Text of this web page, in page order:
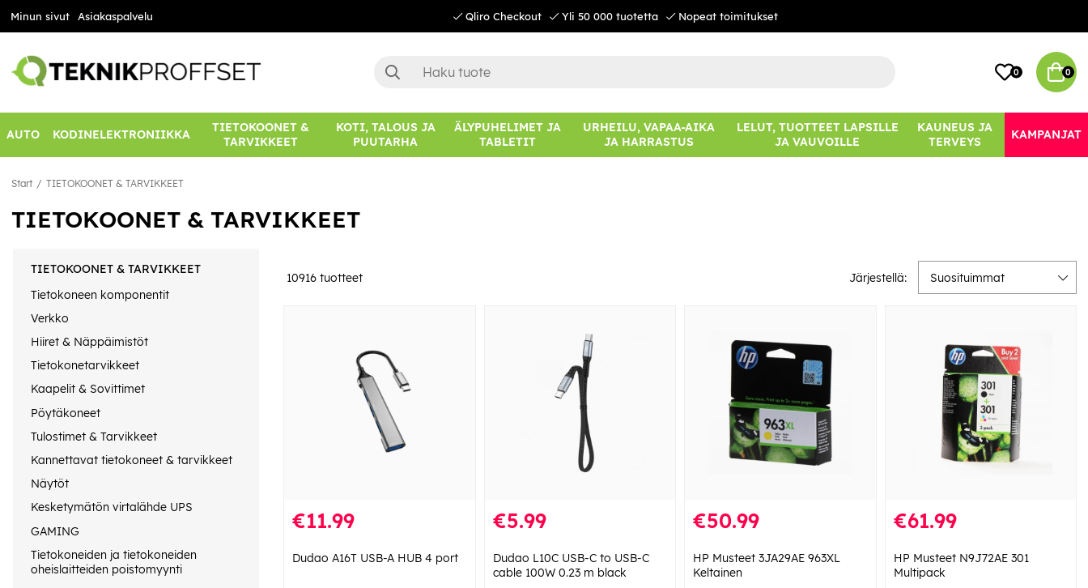
Minun sivut Asiakaspalvelu Qliro Checkout Yli 50 000 tuotetta Nopeat toimitukset
0 0
AUTO KODINELEKTRONIIKKA
TIETOKOONET &
TARVIKKEET
KOTI, TALOUS JA
PUUTARHA
ÄLYPUHELIMET JA
TABLETIT
URHEILU, VAPAA-AIKA
JA HARRASTUS
LELUT, TUOTTEET LAPSILLE
JA VAUVOILLE
KAUNEUS JA
TERVEYS
KAMPANJAT
Start TIETOKOONET & TARVIKKEET
TIETOKOONET & TARVIKKEET
TIETOKOONET & TARVIKKEET
Tietokoneen komponentit
Verkko
Hiiret & Näppäimistöt
Tietokonetarvikkeet
Kaapelit & Sovittimet
Pöytäkoneet
Tulostimet & Tarvikkeet
Kannettavat tietokoneet & tarvikkeet
Näytöt
Kesketymätön virtalähde UPS
GAMING
Tietokoneiden ja tietokoneiden
oheislaitteiden poistomyynti
10916 tuotteet Järjestellä: Suosituimmat
€11.99
Dudao A16T USB-A HUB 4 port
€5.99
Dudao L10C USB-C to USB-C
cable 100W 0.23 m black
€50.99
HP Musteet 3JA29AE 963XL
Keltainen
€61.99
HP Musteet N9J72AE 301
Multipack